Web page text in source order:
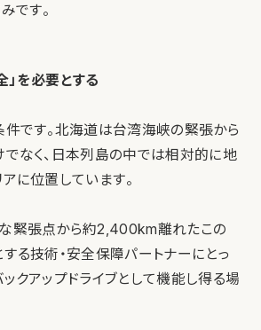
です。
を必要とする
件です。北海道は台湾海峡の緊張から
でなく、日本列島の中では相対的に地
に位置しています。
緊張点から約2,400km離れたこの
る技術・安全保障パートナーにとっ
クアップドライブとして機能し得る場